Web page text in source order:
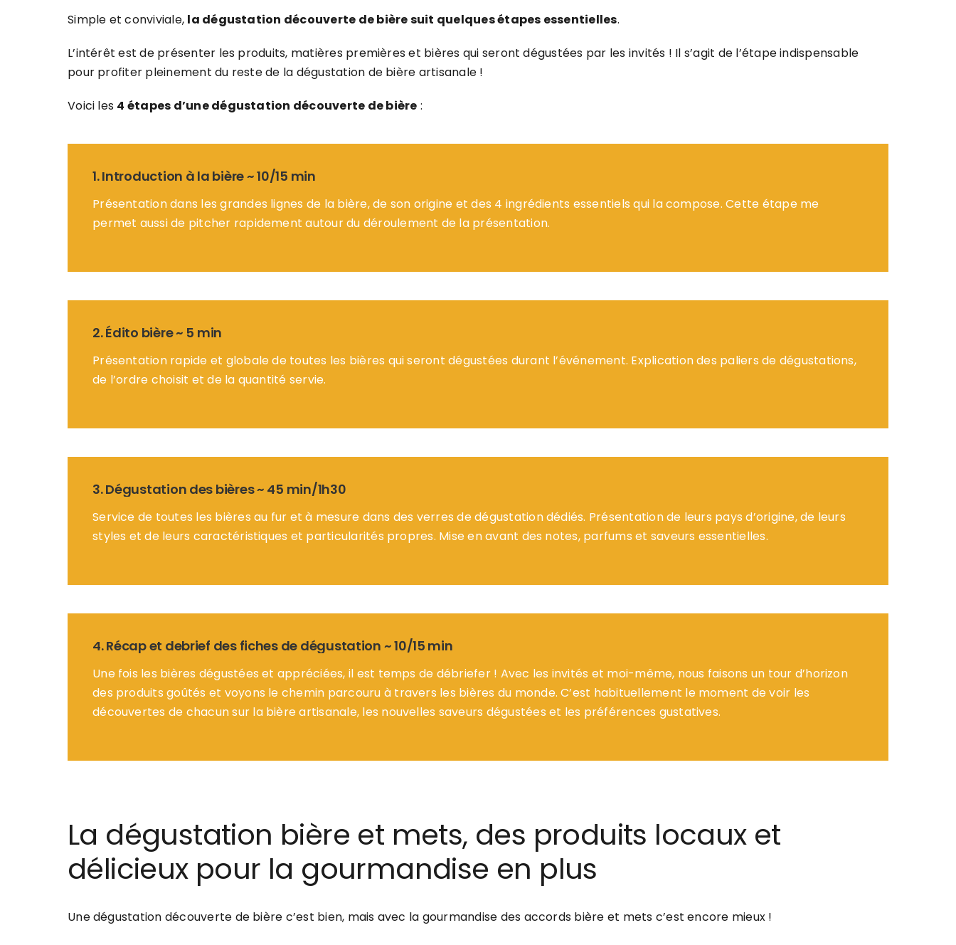
Simple et conviviale, la dégustation découverte de bière suit quelques étapes essentielles.
L’intérêt est de présenter les produits, matières premières et bières qui seront dégustées par les invités ! Il s’agit de l’étape indispensable
pour profiter pleinement du reste de la dégustation de bière artisanale !
Voici les 4 étapes d’une dégustation découverte de bière :
1. Introduction à la bière ~ 10/15 min
Présentation dans les grandes lignes de la bière, de son origine et des 4 ingrédients essentiels qui la compose. Cette étape me
permet aussi de pitcher rapidement autour du déroulement de la présentation.
2. Édito bière ~ 5 min
Présentation rapide et globale de toutes les bières qui seront dégustées durant l’événement. Explication des paliers de dégustations,
de l’ordre choisit et de la quantité servie.
3. Dégustation des bières ~ 45 min/1h30
Service de toutes les bières au fur et à mesure dans des verres de dégustation dédiés. Présentation de leurs pays d’origine, de leurs
styles et de leurs caractéristiques et particularités propres. Mise en avant des notes, parfums et saveurs essentielles.
4. Récap et debrief des fiches de dégustation ~ 10/15 min
Une fois les bières dégustées et appréciées, il est temps de débriefer ! Avec les invités et moi-même, nous faisons un tour d’horizon
des produits goûtés et voyons le chemin parcouru à travers les bières du monde. C’est habituellement le moment de voir les
découvertes de chacun sur la bière artisanale, les nouvelles saveurs dégustées et les préférences gustatives.
La dégustation bière et mets, des produits locaux et
délicieux pour la gourmandise en plus
Une dégustation découverte de bière c’est bien, mais avec la gourmandise des accords bière et mets c’est encore mieux !